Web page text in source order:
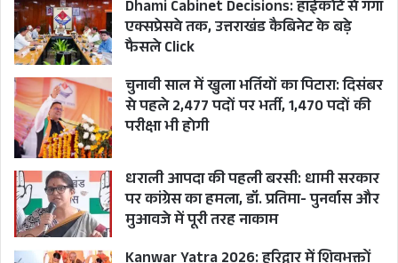
या फिर उनके बयान को विपक्षी दल का बयान करार देकर
“सब चंगा सी” की बीन बजाना जारी रखेंगे? हैरत है
मुख्यमंत्री पुष्कर सिंह धामी के चुनाव प्रचार में दूसरे राज्यों
में व्यस्त रहने पर यात्रा तैयारियों के लिए देहरादून में अपने
वातानुकूलित दफ्तरों से ऑल इज वेल का राग अलापते रहे
अफसरान उनकी फटकार के बाद गाडियां उठाकर चारों
धामों के हालात जानने ग्राउंड जीरो पर उतरे लेकिन उनको
मीडिया न हकीकत दिखाई तो नागवार गुजरी!
Dhami Cabinet Decisions: हाईकोर्ट से गंगा
एक्सप्रेसवे तक, उत्तराखंड कैबिनेट के बड़े
फैसले Click
चुनावी साल में खुला भर्तियों का पिटारा: दिसंबर
से पहले 2,477 पदों पर भर्ती, 1,470 पदों की
परीक्षा भी होगी
धराली आपदा की पहली बरसी: धामी सरकार
पर कांग्रेस का हमला, डॉ. प्रतिमा- पुनर्वास और
मुआवजे में पूरी तरह नाकाम